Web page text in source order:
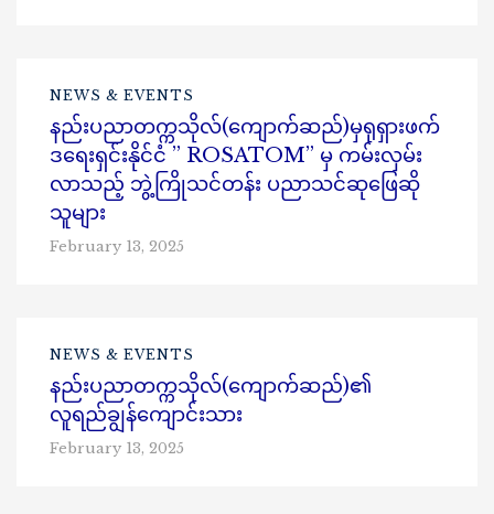
NEWS & EVENTS
နည်းပညာတက္ကသိုလ်(ကျောက်ဆည်)မှရုရှားဖက်
ဒရေးရှင်းနိုင်ငံ ” ROSATOM” မှ ကမ်းလှမ်း
လာသည့် ဘွဲ့ကြိုသင်တန်း ပညာသင်ဆုဖြေဆို
သူများ
February 13, 2025
NEWS & EVENTS
နည်းပညာတက္ကသိုလ်(ကျောက်ဆည်)၏
လူရည်ချွန်ကျောင်းသား
February 13, 2025